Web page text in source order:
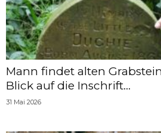
Mann findet alten
Blick auf die Inschrift...
31 Mai 2026